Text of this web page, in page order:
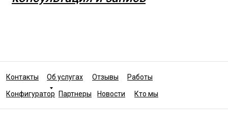
Кто мы
Конфигуратор
Отзывы
Об услугах Работы
Партнеры Новости
Контакты